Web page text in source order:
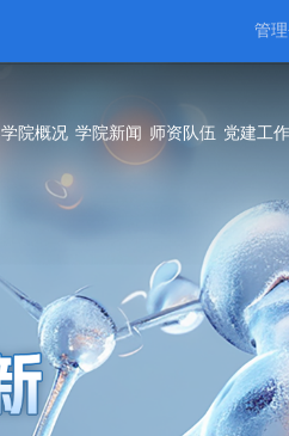
管
学院概况 学院新闻 师资队伍 党建工作